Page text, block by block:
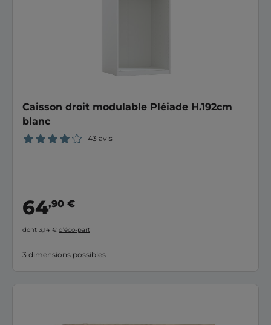
Caisson droit modulable Pléiade H.192cm
blanc
43 avis
64,90 €
dont 3,14 € d’éco-part
3 dimensions possibles